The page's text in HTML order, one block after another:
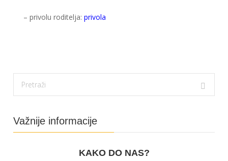
– privolu roditelja:privola
Važnije informacije
KAKO DO NAS?